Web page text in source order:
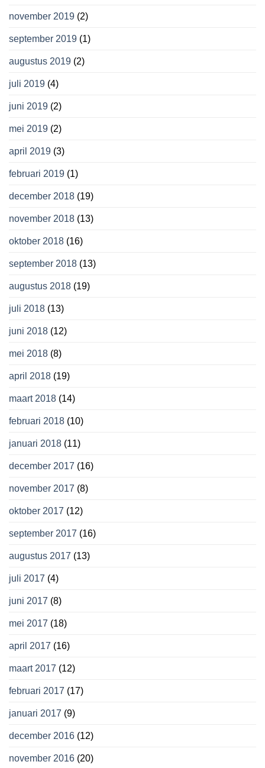
november 2019 (2)
september 2019 (1)
augustus 2019 (2)
juli 2019 (4)
juni 2019 (2)
mei 2019 (2)
april 2019 (3)
februari 2019 (1)
december 2018 (19)
november 2018 (13)
oktober 2018 (16)
september 2018 (13)
augustus 2018 (19)
juli 2018 (13)
juni 2018 (12)
mei 2018 (8)
april 2018 (19)
maart 2018 (14)
februari 2018 (10)
januari 2018 (11)
december 2017 (16)
november 2017 (8)
oktober 2017 (12)
september 2017 (16)
augustus 2017 (13)
juli 2017 (4)
juni 2017 (8)
mei 2017 (18)
april 2017 (16)
maart 2017 (12)
februari 2017 (17)
januari 2017 (9)
december 2016 (12)
november 2016 (20)